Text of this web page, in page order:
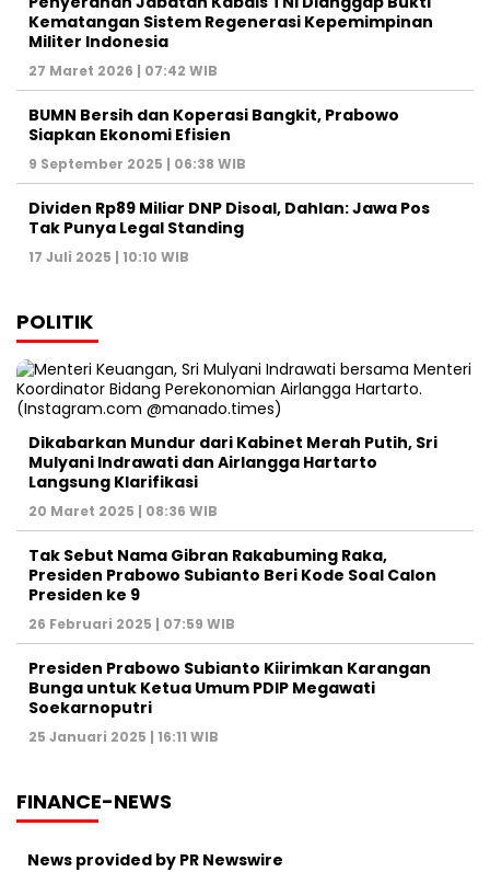
Kematangan Sistem Regenerasi Kepemimpinan
Militer Indonesia
27 Maret 2026 | 07:42 WIB
BUMN Bersih dan Koperasi Bangkit, Prabowo
Siapkan Ekonomi Efisien
9 September 2025 | 06:38 WIB
Dividen Rp89 Miliar DNP Disoal, Dahlan: Jawa Pos
Tak Punya Legal Standing
17 Juli 2025 | 10:10 WIB
POLITIK
Dikabarkan Mundur dari Kabinet Merah Putih, Sri
Mulyani Indrawati dan Airlangga Hartarto
Langsung Klarifikasi
20 Maret 2025 | 08:36 WIB
Tak Sebut Nama Gibran Rakabuming Raka,
Presiden Prabowo Subianto Beri Kode Soal Calon
Presiden ke 9
26 Februari 2025 | 07:59 WIB
Presiden Prabowo Subianto Kiirimkan Karangan
Bunga untuk Ketua Umum PDIP Megawati
Soekarnoputri
25 Januari 2025 | 16:11 WIB
FINANCE-NEWS
News provided by PR Newswire